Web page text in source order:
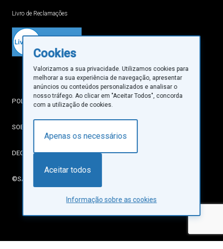
Livro de Reclamações
POLÍTICA DE PRIVACIDADE
SOBRE COOKIES
DECLARAÇÃO DE ACESSIBILIDADE
©SANTA CASA DA MISERICÓRDIA DE LISBOA
Cookies
Valorizamos a sua privacidade. Utilizamos cookies para
melhorar a sua experiência de navegação, apresentar
anúncios ou conteúdos personalizados e analisar o
nosso tráfego. Ao clicar em "Aceitar Todos", concorda
com a utilização de cookies.
Apenas os necessários
Aceitar todos
Informação sobre as cookies